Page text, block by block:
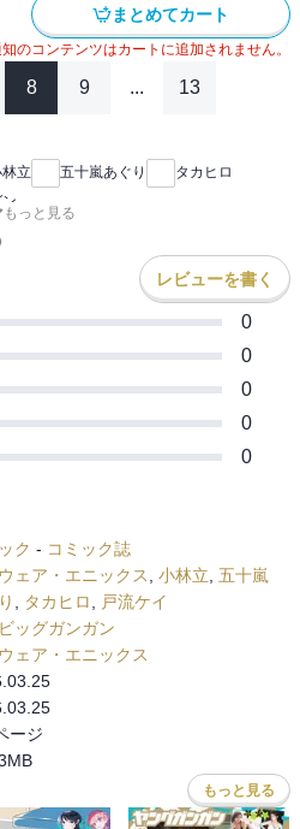
まとめてカート
のコンテンツはカートに追加されません。
8 9 ... 13
立 五十嵐あぐり
タカヒロ
もっと見る
レビューを書く
0
0
0
0
0
ク - コミック誌
ェア・エニックス 小林立
五十嵐
タカヒロ
戸流ケイ
ッグガンガン
ェア・エニックス
ージ
もっと見る